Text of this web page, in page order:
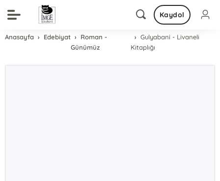
Kaydol
Anasayfa Edebiyat
Roman -
Günümüz
Gulyabani - Livaneli
Kitaplığı